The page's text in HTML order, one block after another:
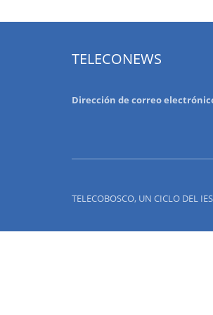
TELECONEWS
Dirección de correo
TELECOBOSCO, UN CICLO DEL